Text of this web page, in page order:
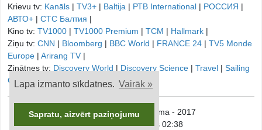
Lapa izmanto sīkdatnes. Vairāk »
Sapratu, aizvērt paziņojumu
Krievu tv: Kanāls | TV3+ | Baltija | РТB International | РОССИЯ |
АВТО+ | СТС Балтия |
Kino tv: TV1000 | TV1000 Premium | TCM | Hallmark |
Ziņu tv: CNN | Bloomberg | BBC World | FRANCE 24 | TV5 Monde
Europe | Arirang TV |
Zinātnes tv: Discovery World | Discovery Science | Travel | Sailing
Channel|
© onTV.LV - TV Programma - 2017
Sestdiena, 8. augusts 02:38